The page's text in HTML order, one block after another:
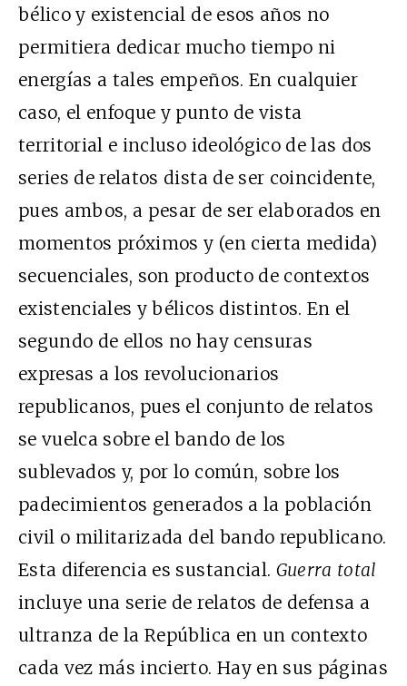
bélico y existencial de esos años no
permitiera dedicar mucho tiempo ni
energías a tales empeños. En cualquier
caso, el enfoque y punto de vista
territorial e incluso ideológico de las dos
series de relatos dista de ser coincidente,
pues ambos, a pesar de ser elaborados en
momentos próximos y (en cierta medida)
secuenciales, son producto de contextos
existenciales y bélicos distintos. En el
segundo de ellos no hay censuras
expresas a los revolucionarios
republicanos, pues el conjunto de relatos
se vuelca sobre el bando de los
sublevados y, por lo común, sobre los
padecimientos generados a la población
civil o militarizada del bando republicano.
Esta diferencia es sustancial. Guerra total
incluye una serie de relatos de defensa a
ultranza de la República en un contexto
cada vez más incierto. Hay en sus páginas